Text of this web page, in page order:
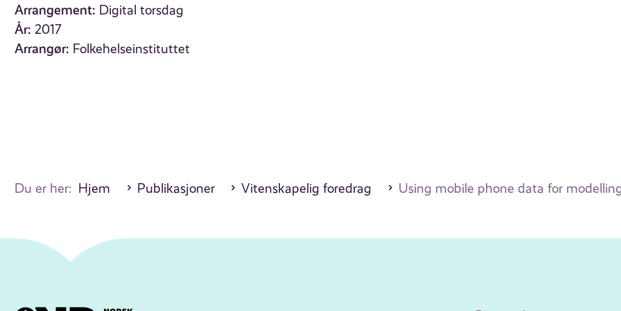
Arrangement: Digital torsdag
År: 2017
Arrangør: Folkehelseinstituttet
Du er her: Hjem Publikasjoner Vitenskapelig foredrag Using mobile phone data for